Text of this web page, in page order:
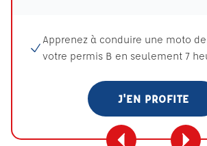
Apprenez à conduire une moto de
votre permis B en seulement 7
J'EN PROFITE